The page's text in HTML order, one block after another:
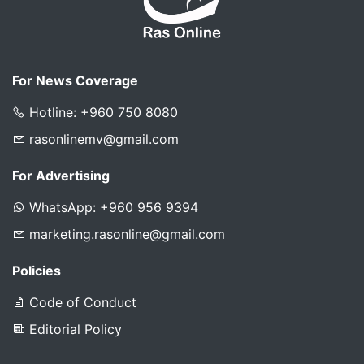
For News Coverage
Hotline: +960 750 8080
rasonlinemv@gmail.com
For Advertising
WhatsApp: +960 956 9394
marketing.rasonline@gmail.com
Policies
Code of Conduct
Editorial Policy